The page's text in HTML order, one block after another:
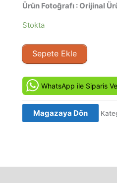
Ürün Fotoğrafı : Orijinal
Stokta
Maden
(1978)
VCD
Film
Satış
adet
Sepete Ekle
WhatsApp ile Siparis
Magazaya Dön